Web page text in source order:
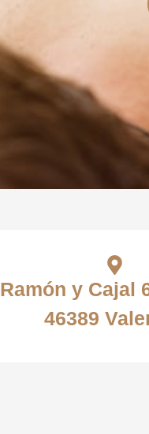
Ramón y Cajal
46389